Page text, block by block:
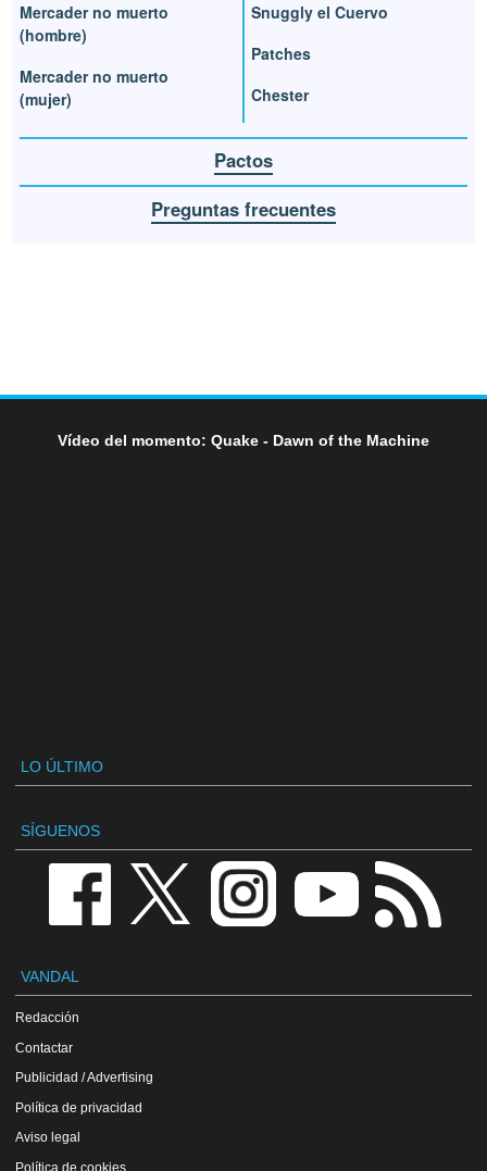
Mercader no muerto
(hombre)
Mercader no muerto
(mujer)
Snuggly el Cuervo
Patches
Chester
Pactos
Preguntas frecuentes
Vídeo del momento: Quake - Dawn of the Machine
LO ÚLTIMO
SÍGUENOS
VANDAL
Redacción
Contactar
Publicidad / Advertising
Política de privacidad
Aviso legal
Política de cookies